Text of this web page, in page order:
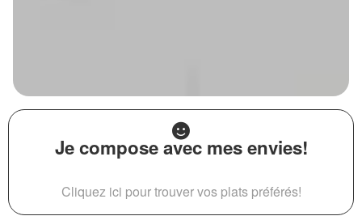
Je compose avec mes envies!
Cliquez ici pour trouver vos plats préférés!